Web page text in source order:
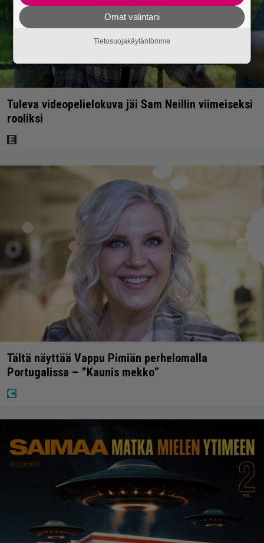
Tuleva videopelielokuva jäi Sam Neillin viimeiseksi
rooliksi
Tältä näyttää Vappu Pimiän perhelomalla
Portugalissa – ”Kaunis mekko”
Omat valintani
Tietosuojakäytäntömme